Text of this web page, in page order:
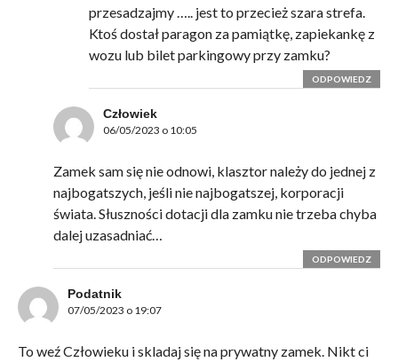
przesadzajmy ….. jest to przecież szara strefa.
Ktoś dostał paragon za pamiątkę, zapiekankę z
wozu lub bilet parkingowy przy zamku?
ODPOWIEDZ
Człowiek
06/05/2023 o 10:05
Zamek sam się nie odnowi, klasztor należy do jednej z
najbogatszych, jeśli nie najbogatszej, korporacji
świata. Słuszności dotacji dla zamku nie trzeba chyba
dalej uzasadniać…
ODPOWIEDZ
Podatnik
07/05/2023 o 19:07
To weź Człowieku i skladaj się na prywatny zamek. Nikt ci